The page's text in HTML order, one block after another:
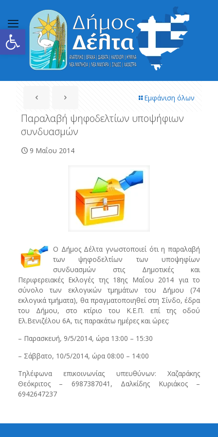
Ανοίξτε τη γραμμή εργαλείων
Εμφάνιση όλων
Παραλαβή ψηφοδελτίων υποψήφιων
συνδυασμών
9 Μαΐου 2014
Ο Δήμος Δέλτα γνωστοποιεί ότι η παραλαβή
των ψηφοδελτίων των υποψηφίων
συνδυασμών στις Δημοτικές και
Περιφερειακές Εκλογές της 18ης Μαΐου 2014 για το
σύνολο των εκλογικών τμημάτων του Δήμου (74
εκλογικά τμήματα), θα πραγματοποιηθεί στη Σίνδο, έδρα
του Δήμου, στο κτίριο του Κ.Ε.Π. επί της οδού
Ελ.Βενιζέλου 6Α, τις παρακάτω ημέρες και ώρες:
– Παρασκευή, 9/5/2014, ώρα 13:00 – 15:30
– Σάββατο, 10/5/2014, ώρα 08:00 – 14:00
Τηλέφωνα επικοινωνίας υπευθύνων: Χαζαράκης
Θεόκριτος – 6987387041, Δαλκίδης Κυριάκος –
6942647237